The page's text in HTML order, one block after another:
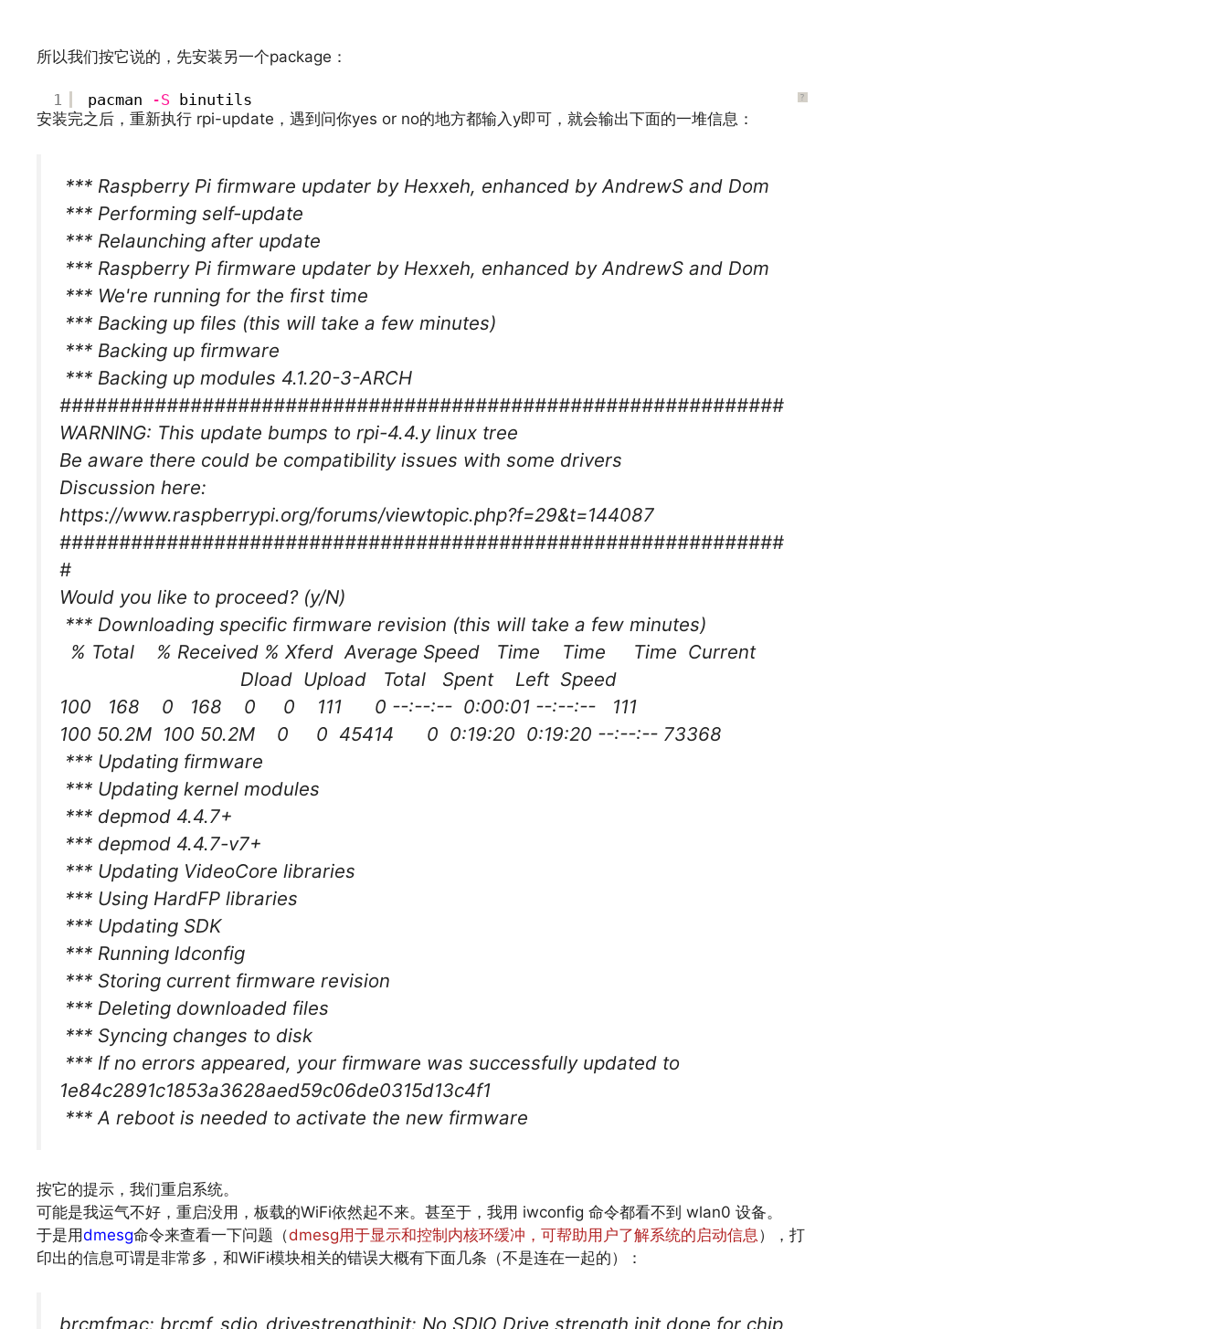
所以我们按它说的，先安装另一个package：
?
1 pacman -S
binutils
安装完之后，重新执行 rpi-update，遇到问你yes or no的地方都输入y即可，就会输出下面的一堆信息：
*** Raspberry Pi firmware updater by Hexxeh, enhanced by AndrewS and Dom
*** Performing self-update
*** Relaunching after update
*** Raspberry Pi firmware updater by Hexxeh, enhanced by AndrewS and Dom
*** We're running for the first time
*** Backing up files (this will take a few minutes)
*** Backing up firmware
*** Backing up modules 4.1.20-3-ARCH
#############################################################
WARNING: This update bumps to rpi-4.4.y linux tree
Be aware there could be compatibility issues with some drivers
Discussion here:
https://www.raspberrypi.org/forums/viewtopic.php?f=29&t=144087
#############################################################
#
Would you like to proceed? (y/N)
*** Downloading specific firmware revision (this will take a few minutes)
% Total % Received % Xferd Average Speed Time Time Time Current
Dload Upload Total Spent Left Speed
100 168 0 168 0 0 111 0 --:--:-- 0:00:01 --:--:-- 111
100 50.2M 100 50.2M 0 0 45414 0 0:19:20 0:19:20 --:--:-- 73368
*** Updating firmware
*** Updating kernel modules
*** depmod 4.4.7+
*** depmod 4.4.7-v7+
*** Updating VideoCore libraries
*** Using HardFP libraries
*** Updating SDK
*** Running ldconfig
*** Storing current firmware revision
*** Deleting downloaded files
*** Syncing changes to disk
*** If no errors appeared, your firmware was successfully updated to
1e84c2891c1853a3628aed59c06de0315d13c4f1
*** A reboot is needed to activate the new firmware
按它的提示，我们重启系统。
可能是我运气不好，重启没用，板载的WiFi依然起不来。甚至于，我用 iwconfig 命令都看不到 wlan0 设备。
于是用dmesg命令来查看一下问题（dmesg用于显示和控制内核环缓冲，可帮助用户了解系统的启动信息 ），打
印出的信息可谓是非常多，和WiFi模块相关的错误大概有下面几条（不是连在一起的）：
brcmfmac: brcmf_sdio_drivestrengthinit: No SDIO Drive strength init done for chip